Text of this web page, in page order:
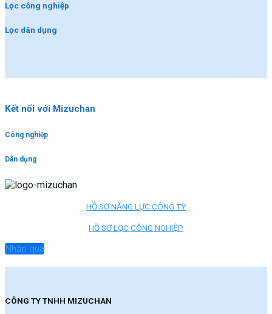
Lọc công nghiệp
Lọc dân dụng
Kết nối với Mizuchan
Công nghiệp
Dân dụng
HỒ SƠ NĂNG LỰC CÔNG TY
HỒ SƠ LỌC CÔNG NGHIỆP
Nhận quà
CÔNG TY TNHH MIZUCHAN